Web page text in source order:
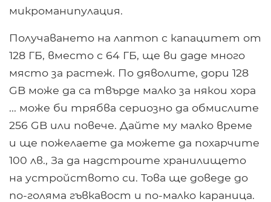
микроманипулация.
Получаването на лаптоп с капацитет от
128 ГБ, вместо с 64 ГБ, ще ви даде много
място за растеж. По дяволите, дори 128
GB може да са твърде малко за някои хора
... може би трябва сериозно да обмислите
256 GB или повече. Дайте му малко време
и ще пожелаете да можете да похарчите
100 лв., За да надстроите хранилището
на устройството си. Това ще доведе до
по-голяма гъвкавост и по-малко караница.